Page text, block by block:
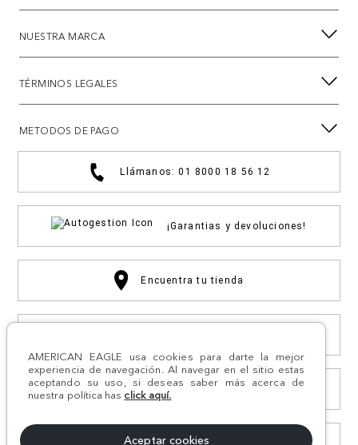
AMERICAN EAGLE usa cookies para darte la mejor
experiencia de navegación. Al navegar en el sitio estas
aceptando su uso, si deseas saber más acerca de
nuestra política has click aquí.
Aceptar cookies
NUESTRA MARCA
TÉRMINOS LEGALES
METODOS DE PAGO
Llámanos: 01 8000 18 56 12
¡Garantias y devoluciones!
Encuentra tu tienda
Otras solicitudes